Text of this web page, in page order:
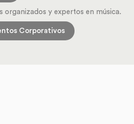
organizados y expertos en música.
Corporativos